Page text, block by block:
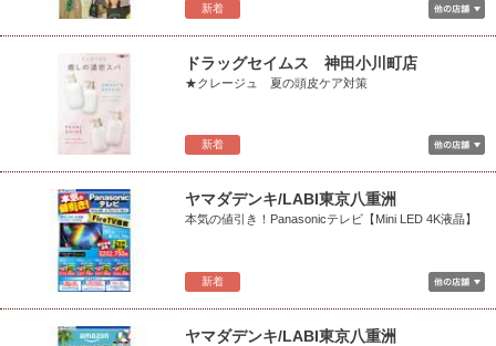
新着
新着
ドラッグセイムス 神田小川町店
★クレージュ 夏の頭皮ケア対策
新着
ヤマダデンキ/LABI東京八重洲
本気の値引き！Panasonicテレビ【Mini LED 4K液晶】
ヤマダデンキ/LABI東京八重洲